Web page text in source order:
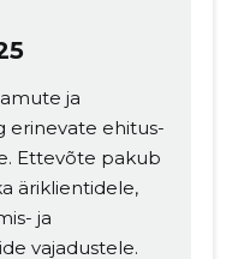
ja
erinevate ehitus-
Ettevõte pakub
äriklientidele,
ja
vajadustele.